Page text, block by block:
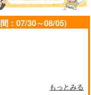
：07/30～08/05)
もっとみる